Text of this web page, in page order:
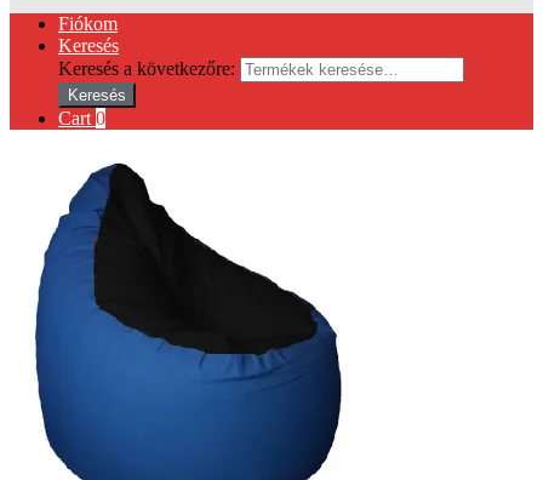
Fiókom
Keresés
Keresés a következőre:
Keresés
Cart 0